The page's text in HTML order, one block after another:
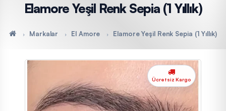
Elamore Yeşil Renk Sepia (1 Yıllık)
Markalar El Amore Elamore Yeşil Renk Sepia (1 Yıllık)
Ücretsiz Kargo